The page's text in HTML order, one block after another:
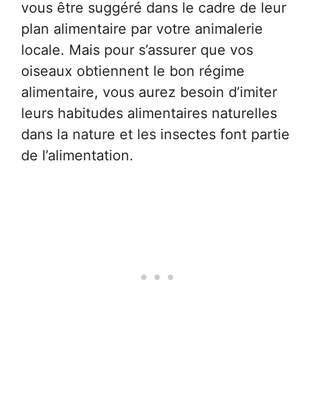
vous être suggéré dans le cadre de leur
plan alimentaire par votre animalerie
locale. Mais pour s’assurer que vos
oiseaux obtiennent le bon régime
alimentaire, vous aurez besoin d’imiter
leurs habitudes alimentaires naturelles
dans la nature et les insectes font partie
de l’alimentation.